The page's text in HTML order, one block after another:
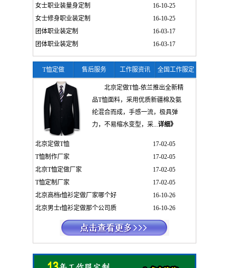
女士职业装量身定制
16-10-25
女士修身职业装定制
16-10-25
团体职业装定制
16-03-17
团体职业装定制
16-03-17
T恤定做 售后服务 工作服资讯 全国工作服定
制
北京定做T恤-依兰推出全新精
品T恤面料，采用优质新疆棉及氨
纶混合而成，手感一流，极具弹
力，不易缩水变型，采...详细》
北京定做T恤
17-02-05
T恤制作厂家
17-02-05
北京T恤定做厂家
17-02-05
T恤定制厂家
17-02-05
北京高档t恤衫定做厂家哪个好
16-10-26
北京男士t恤衫定做那个公司质
16-10-26